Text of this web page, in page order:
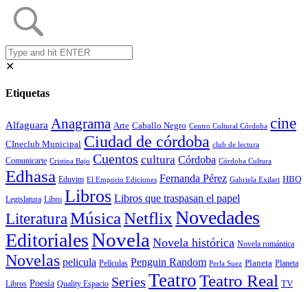
✕
Etiquetas
Alfaguara Anagrama Arte Caballo Negro Centro Cultural Córdoba cine
CIneclub Municipal Ciudad de córdoba club de lectura
Comunicarte Cristina Bajo Cuentos cultura Córdoba Córdoba Cultura
Edhasa Eduvim El Emporio Ediciones Fernanda Pérez Gabriela Exilart HBO
Legislatura Libro Libros Libros que traspasan el papel
LiteraturaMúsicaNetflixNovedades
EditorialesNovela Novela histórica Novela romántica
Novelas pelicula Películas Penguin Random Perla Suez Planeta Planeta
Libros Poesía Quality Espacio Series TeatroTeatro Real TV